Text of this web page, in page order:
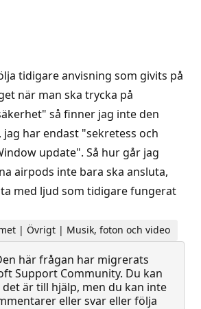
tidigare anvisning som givits på
när man ska trycka på
så finner jag inte den
har endast "sekretess och
update". Så hur går jag
airpods inte bara ska ansluta,
med ljud som tidigare fungerat
| Övrigt | Musik, foton och video
här frågan har migrerats
Support Community. Du kan
är till hjälp, men du kan inte
eller svar eller följa